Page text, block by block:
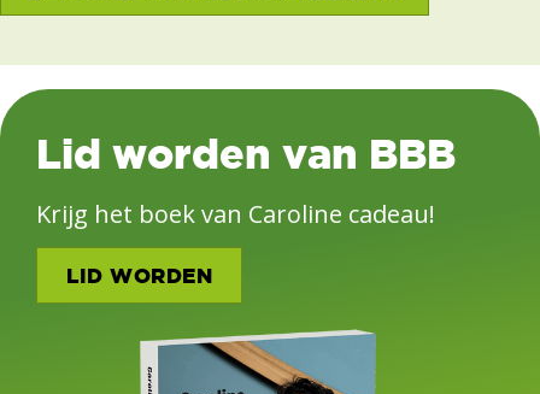
Lid worden van BBB
Krijg het boek van Caroline cadeau!
LID WORDEN